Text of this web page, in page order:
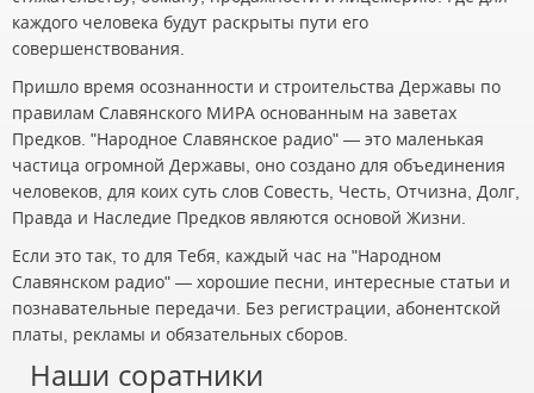
каждого человека будут раскрыты пути его
совершенствования.
Пришло время осознанности и строительства Державы по
правилам Славянского МИРА основанным на заветах
Предков. "Народное Славянское радио" — это маленькая
частица огромной Державы, оно создано для объединения
человеков, для коих суть слов Совесть, Честь, Отчизна, Долг,
Правда и Наследие Предков являются основой Жизни.
Если это так, то для Тебя, каждый час на "Народном
Славянском радио" — хорошие песни, интересные статьи и
познавательные передачи. Без регистрации, абонентской
платы, рекламы и обязательных сборов.
Наши соратники